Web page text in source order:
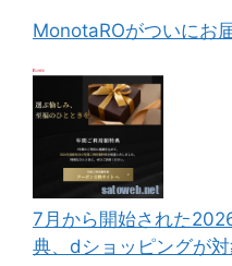
MonotaROがついにお
7月から開始された
典、dショッピングが対